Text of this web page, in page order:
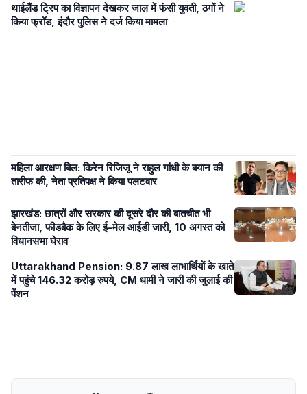
थाईलैंड ट्रिप का विज्ञापन देखकर जाल में फंसी युवती, ठगों ने
किया फ्रॉड, इंदौर पुलिस ने दर्ज किया मामला
महिला आरक्षण बिल: किरेन रिजिजू ने राहुल गांधी के बयान की
तारीफ की, नेता प्रतिपक्ष ने किया पलटवार
झारखंड: छात्रों और सरकार की दूसरे दौर की बातचीत भी
बेनतीजा, फीडबैक के लिए ई-मेल आईडी जारी, 10 अगस्त को
विधानसभा घेराव
Uttarakhand Pension: 9.87 लाख लाभार्थियों के खाते
में पहुंचे 146.32 करोड़ रुपये, CM धामी ने जारी की जुलाई की
पेंशन